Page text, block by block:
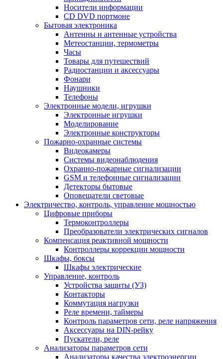
Носители информации
CD DVD портмоне
Бытовая электроника
Антенны и антенные устройства
Метеостанции, термометры
Часы
Товары для путешествий
Радиостанции и аксессуары
Фонари
Наушники
Телефоны
Электронные модели, игрушки
Электронные игрушки
Моделирование
Электронные конструкторы
Пожарно-охранные системы
Видеокамеры
Системы видеонаблюдения
Охранно-пожарные сигнализации
GSM и телефонные сигнализации
Детекторы бытовые
Оповещатели световые
Электричество, контроль, управление мощностью
Цифровые приборы
Термоконтроллеры
Преобразователи электрических сигналов
Компенсация реактивной мощности
Контроллеры коррекции мощности
Шкафы, боксы
Шкафы электрические
Управление, контроль
Устройства защиты (УЗ)
Контакторы
Коммутация нагрузки
Реле времени, таймеры
Контроль параметров сети, реле напряжения
Аксессуары на DIN-рейку
Пускатели, реле
Анализаторы параметров сети
Анализаторы качества электроэнергии